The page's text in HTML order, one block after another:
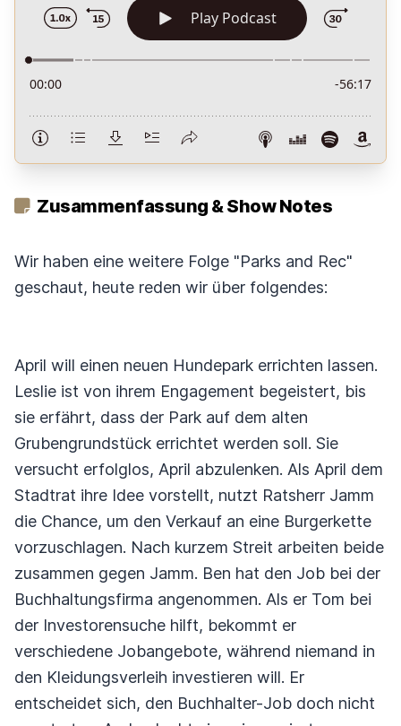
Zusammenfassung & Show Notes
Wir haben eine weitere Folge "Parks and Rec"
geschaut, heute reden wir über folgendes:
April will einen neuen Hundepark errichten lassen.
Leslie ist von ihrem Engagement begeistert, bis
sie erfährt, dass der Park auf dem alten
Grubengrundstück errichtet werden soll. Sie
versucht erfolglos, April abzulenken. Als April dem
Stadtrat ihre Idee vorstellt, nutzt Ratsherr Jamm
die Chance, um den Verkauf an eine Burgerkette
vorzuschlagen. Nach kurzem Streit arbeiten beide
zusammen gegen Jamm. Ben hat den Job bei der
Buchhaltungsfirma angenommen. Als er Tom bei
der Investorensuche hilft, bekommt er
verschiedene Jobangebote, während niemand in
den Kleidungsverleih investieren will. Er
entscheidet sich, den Buchhalter-Job doch nicht